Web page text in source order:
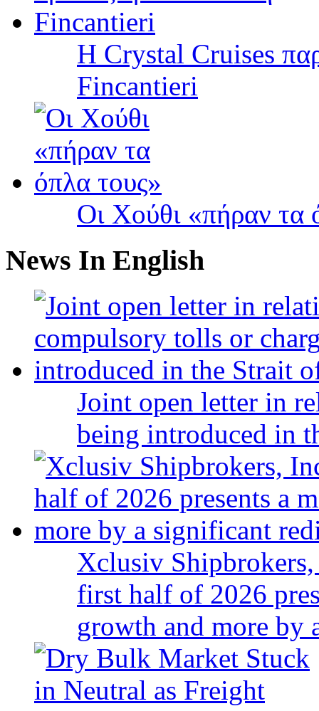
Η Crystal Cruises
Fincantieri
Οι Χούθι «πήραν τα
News In English
Joint open letter in
being introduced in
Xclusiv
first half of 2026
growth and more